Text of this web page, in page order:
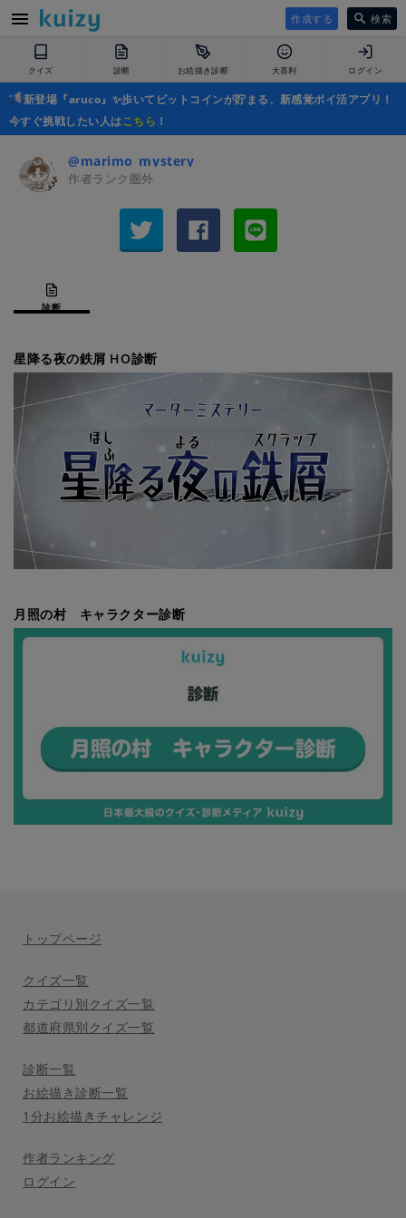
作成する 検索
クイズ 診断 お絵描き診断 大喜利 ログイン
新登場『aruco』✨歩いてビットコインが貯まる、新感覚ポイ活アプリ！
今すぐ挑戦したい人はこちら ！
@marimo_mystery
作者ランク圏外
診断
星降る夜の鉄屑 HO診断
月照の村 キャラクター診断
トップページ
クイズ一覧
カテゴリ別クイズ一覧
都道府県別クイズ一覧
診断一覧
お絵描き診断一覧
1分お絵描きチャレンジ
作者ランキング
ログイン